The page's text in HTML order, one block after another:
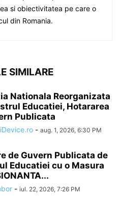
si obiectivitatea pe care o
din Romania.
SIMILARE
Nationala Reorganizata
Educatiei, Hotararea
Publicata
- aug. 1, 2026, 6:30 PM
de Guvern Publicata de
Educatiei cu o Masura
- iul. 22, 2026, 7:26 PM